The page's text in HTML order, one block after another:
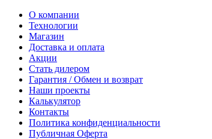
О компании
Технологии
Магазин
Доставка и оплата
Акции
Стать дилером
Гарантия / Обмен и возврат
Наши проекты
Калькулятор
Контакты
Политика конфиденциальности
Публичная Оферта